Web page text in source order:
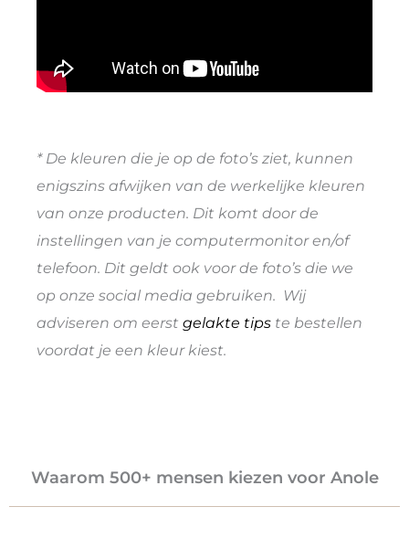
* De kleuren die je op de foto’s ziet, kunnen
enigszins afwijken van de werkelijke kleuren
van onze producten. Dit komt door de
instellingen van je computermonitor en/of
telefoon. Dit geldt ook voor de foto’s die we
op onze social media gebruiken. Wij
adviseren om eerst gelakte tips te bestellen
voordat je een kleur kiest.
Waarom 500+ mensen kiezen voor Anole